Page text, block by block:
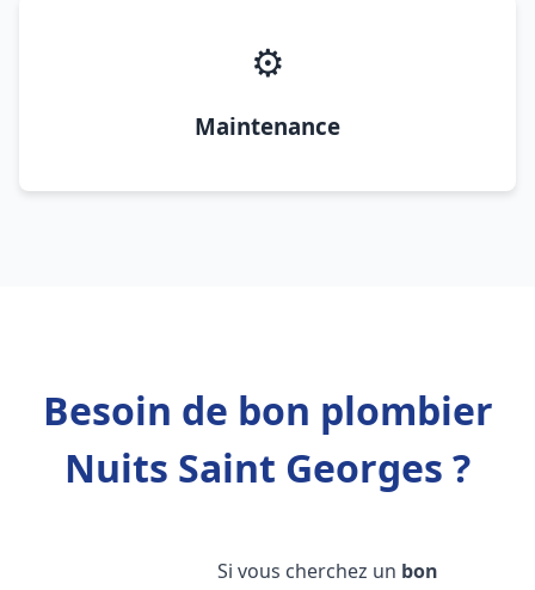
⚙️
Maintenance
Besoin de bon plombier
Nuits Saint Georges ?
Si vous cherchez un bon